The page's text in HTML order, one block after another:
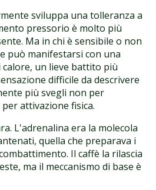
sviluppa una tolleranza a
pressorio è molto più
Ma in chi è sensibile o non
può manifestarsi con una
un lieve battito più
difficile da descrivere
più svegli non per
attivazione fisica.
L'adrenalina era la molecola
quella che preparava i
Il caffè la rilascia
ma il meccanismo di base è